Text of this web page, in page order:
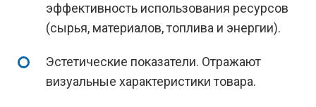
эффективность использования ресурсов
(сырья, материалов, топлива и энергии).
Эстетические показатели. Отражают
визуальные характеристики товара.